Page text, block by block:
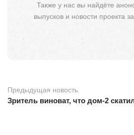
Также у нас вы найдёте
выпусков и новости проекта
Предыдущая новость
Зритель виноват, что дом-2